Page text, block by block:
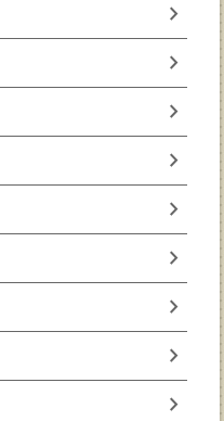
chevron_right
chevron_right
chevron_right
chevron_right
chevron_right
chevron_right
chevron_right
chevron_right
chevron_right